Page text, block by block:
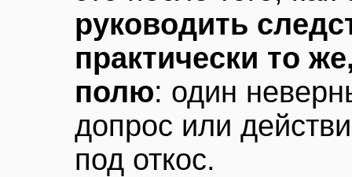
руководить
практически то
полю: один
допрос или
под откос.